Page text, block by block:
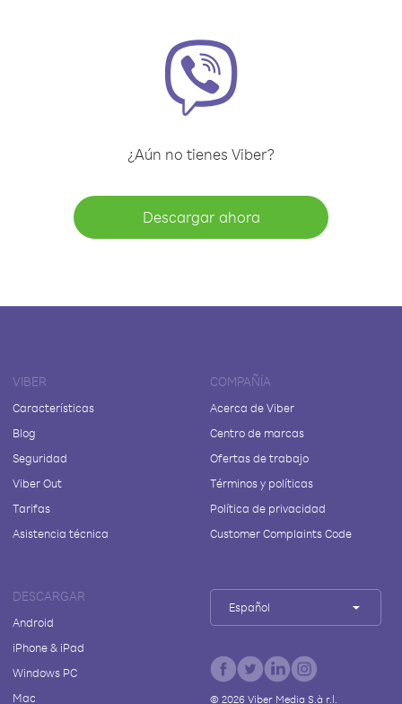
¿Aún no tienes Viber?
Descargar ahora
VIBER
Características
Blog
Seguridad
Viber Out
Tarifas
Asistencia técnica
COMPAÑÍA
Acerca de Viber
Centro de marcas
Ofertas de trabajo
Términos y políticas
Política de privacidad
Customer Complaints Code
DESCARGAR
Android
iPhone & iPad
Windows PC
Mac
Español
© 2026Viber Media S.à r.l.